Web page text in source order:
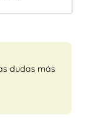
dudas más